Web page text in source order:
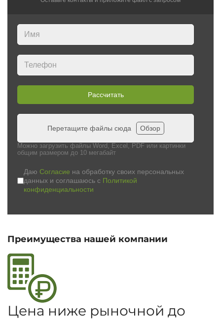
Рассчитать
Перетащите файлы сюда Обзор
Можно загрузить файлы Word, Excel, PDF или картинки
общим размером до 10 мегабайт
Даю Согласие на обработку своих персональных
данных и соглашаюсь с Политикой
конфиденциальности
Преимущества нашей компании
Цена ниже рыночной до